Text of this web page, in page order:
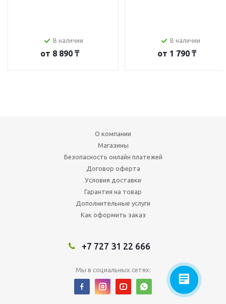
В наличии
от 8 890 ₸
В наличии
от 1 790 ₸
О компании
Магазины
Безопасность онлайн платежей
Договор оферта
Условия доставки
Гарантия на товар
Дополнительные услуги
Как оформить заказ
+7 727 31 22 666
Мы в социальных сетях: